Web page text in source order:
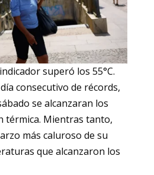
superó los 55°C.
consecutivo de récords,
se alcanzaran los
térmica. Mientras tanto,
más caluroso de su
que alcanzaron los